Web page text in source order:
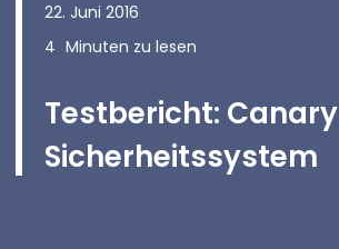
22. Juni 2016
4 Minuten zu lesen
Testbericht: Canary
Sicherheitssystem